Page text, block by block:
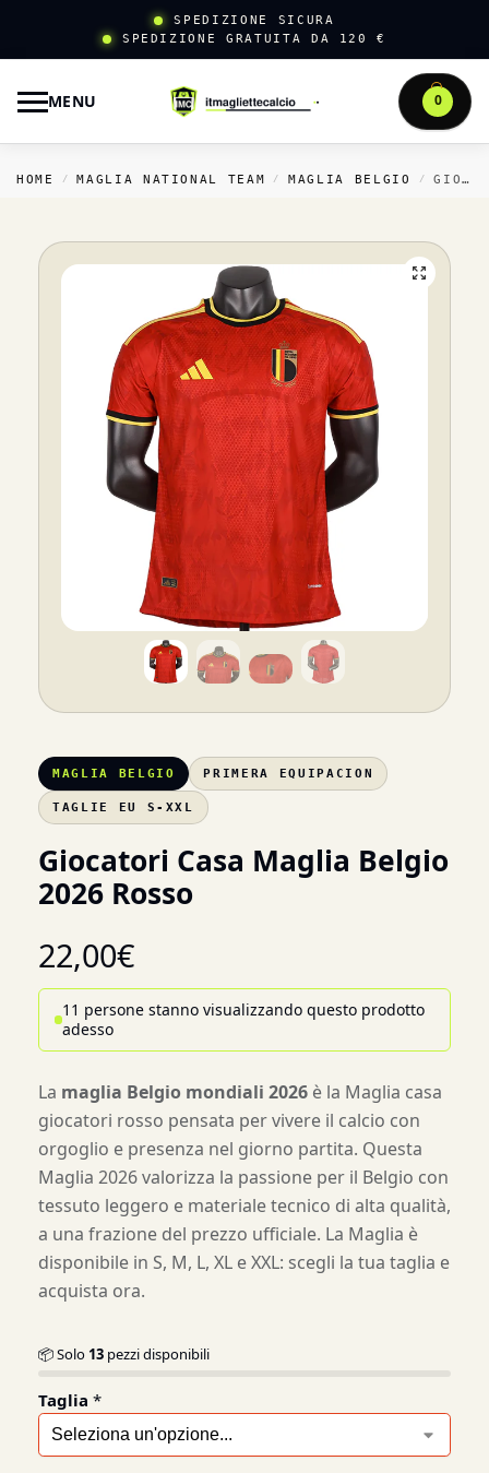
SPEDIZIONE SICURA
SPEDIZIONE GRATUITA DA 120 €
MENU 0
HOME / MAGLIA NATIONAL TEAM / MAGLIA BELGIO / GIOCATORI CASA MAGLIA BELGIO 2026 ROSSO
MAGLIA BELGIO PRIMERA EQUIPACION
TAGLIE EU S-XXL
Giocatori Casa Maglia Belgio
2026 Rosso
22,00€
11 persone stanno visualizzando questo prodotto
adesso
La maglia Belgio mondiali 2026 è la Maglia casa
giocatori rosso pensata per vivere il calcio con
orgoglio e presenza nel giorno partita. Questa
Maglia 2026 valorizza la passione per il Belgio con
tessuto leggero e materiale tecnico di alta qualità,
a una frazione del prezzo ufficiale. La Maglia è
disponibile in S, M, L, XL e XXL: scegli la tua taglia e
acquista ora.
📦 Solo 13 pezzi disponibili
Taglia *